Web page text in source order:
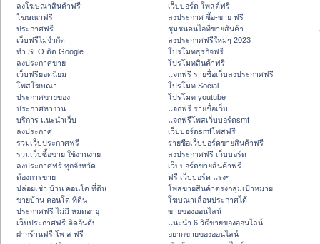
ลงโฆษณาสินค้าฟรี
โฆษณาฟรี
ประกาศฟรี
เว็บฟรีไม่จำกัด
ทำ SEO ติด Google
ลงประกาศขาย
เว็บฟรียอดนิยม
โพสโฆษณา
ประกาศขายของ
ประกาศหางาน
บริการ แนะนำเว็บ
ลงประกาศ
รวมเว็บประกาศฟรี
รวมเว็บซื้อขาย ใช้งานง่าย
ลงประกาศฟรี ทุกจังหวัด
ต้องการขาย
ปล่อยเช่า บ้าน คอนโด ที่ดิน
ขายบ้าน คอนโด ที่ดิน
ประกาศฟรี ไม่มี หมดอายุ
เว็บประกาศฟรี ติดอันดับ
ฝากร้านฟรี โพ ส ฟรี
เว็บบอร์ด โพสต์ฟรี
ลงประกาศ ซื้อ-ขาย ฟรี
ชุมชนคนไอทีขายสินค้า
ลงประกาศฟรีใหม่ๆ 2023
โปรโมทธุรกิจฟรี
โปรโมทสินค้าฟรี
แจกฟรี รายชื่อเว็บลงประกาศฟรี
โปรโมท Social
โปรโมท youtube
แจกฟรี รายชื่อเว็บ
แจกฟรีโพสเว็บบอร์ดsmf
เว็บบอร์ดsmfโพสฟรี
รายชื่อเว็บบอร์ดขายสินค้าฟรี
ลงประกาศฟรี เว็บบอร์ด
เว็บบอร์ดขายสินค้าฟรี
ฟรี เว็บบอร์ด แรงๆ
โพสขายสินค้าตรงกลุ่มเป้าหมาย
โฆษณาเลื่อนประกาศได้
ขายของออนไลน์
แนะนำ 6 วิธีขายของออนไลน์
อยากขายของออนไลน์